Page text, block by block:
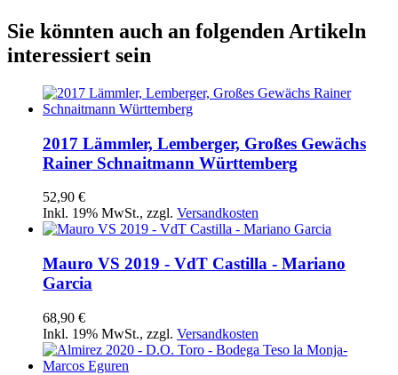
Sie könnten auch an folgenden Artikeln
interessiert sein
2017 Lämmler, Lemberger, Großes Gewächs
Rainer Schnaitmann Württemberg
52,90 €
Inkl. 19% MwSt., zzgl. Versandkosten
Mauro VS 2019 - VdT Castilla - Mariano
Garcia
68,90 €
Inkl. 19% MwSt., zzgl. Versandkosten